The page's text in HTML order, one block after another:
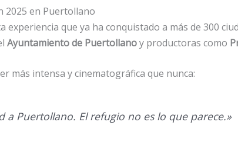
2025 en Puertollano
que ya ha conquistado a más de 300
Ayuntamiento de Puertollanoy productoras como
más intensa y cinematográfica que nunca:
a Puertollano. El refugio no es lo que parece.»